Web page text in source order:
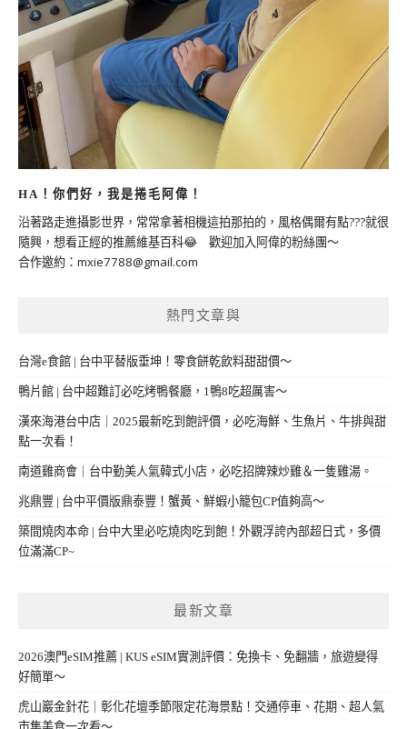
HA！你們好，我是捲毛阿偉！
沿著路走進攝影世界，常常拿著相機這拍那拍的，風格偶爾有點???就很
隨興，想看正經的推薦維基百科😂 歡迎加入阿偉的粉絲團～
合作邀約： mxie7788@gmail.com
熱門文章與
台灣e食館 | 台中平替版垂坤！零食餅乾飲料甜甜價～
鴨片館 | 台中超難訂必吃烤鴨餐廳，1鴨8吃超厲害～
漢來海港台中店｜2025最新吃到飽評價，必吃海鮮、生魚片、牛排與甜
點一次看！
南道雞商會｜台中勤美人氣韓式小店，必吃招牌辣炒雞＆一隻雞湯。
兆鼎豐 | 台中平價版鼎泰豐！蟹黃、鮮蝦小籠包CP值夠高～
築間燒肉本命 | 台中大里必吃燒肉吃到飽！外觀浮誇內部超日式，多價
位滿滿CP~
最新文章
2026澳門eSIM推薦 | KUS eSIM實測評價：免換卡、免翻牆，旅遊變得
好簡單～
虎山巖金針花｜彰化花壇季節限定花海景點！交通停車、花期、超人氣